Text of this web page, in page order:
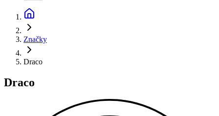
Značky
Draco
Draco